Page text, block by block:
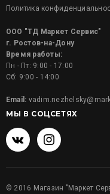
Политика
ООО "ТД Маркет Сервис"
г. Ростов-на-Дону
Время работы:
Пн - Пт: 9:00 - 17:00
Сб: 9:00 - 14:00
Email:
МЫ В СОЦСЕТЯХ
© 2016 Магазин "Маркет